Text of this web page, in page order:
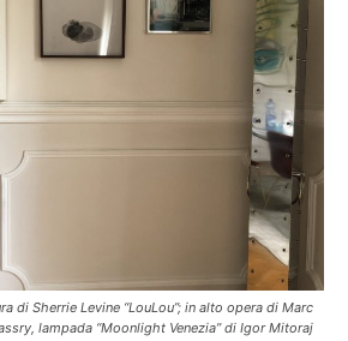
di Sherrie Levine “LouLou”; in alto opera di Marc
lampada “Moonlight Venezia” di Igor Mitoraj